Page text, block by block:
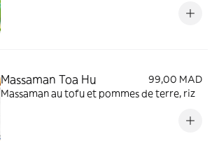
Massaman Toa Hu
99,00 MAD
Massaman au tofu et pommes de terre, riz